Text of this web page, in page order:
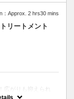
：Approx. 2 hrs30 mins
リートメント
広がりも抑えられ
、鮮やかなハイトー